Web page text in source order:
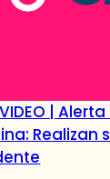
VIDEO |